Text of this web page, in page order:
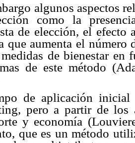
algunos aspectos
como la
de elección, el efecto
que aumenta el
de bienestar
de este método
de aplicación
pero a partir de los
y economía
que es un método